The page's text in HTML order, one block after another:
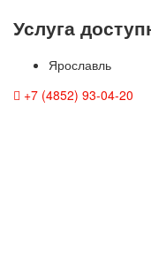
Услуга
Ярославль
+7 (4852) 93-04-20